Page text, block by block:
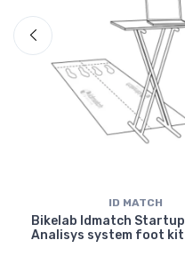
ID MATCH
Bikelab Idmatch Startup
Analisys system foot kit